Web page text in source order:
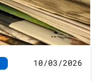
10/03/2026